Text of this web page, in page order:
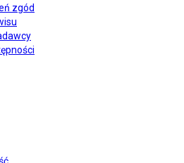
zgód